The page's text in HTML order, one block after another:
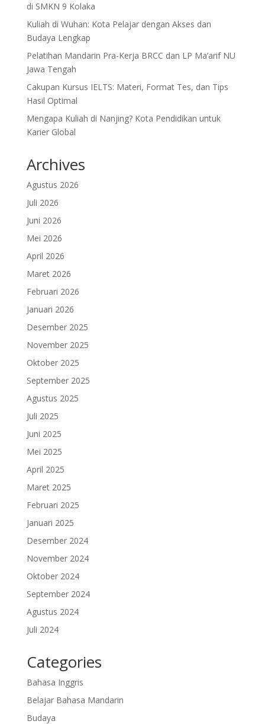
di SMKN 9 Kolaka
Kuliah di Wuhan: Kota Pelajar dengan Akses dan
Budaya Lengkap
Pelatihan Mandarin Pra-Kerja BRCC dan LP Ma’arif NU
Jawa Tengah
Cakupan Kursus IELTS: Materi, Format Tes, dan Tips
Hasil Optimal
Mengapa Kuliah di Nanjing? Kota Pendidikan untuk
Karier Global
Archives
Agustus 2026
Juli 2026
Juni 2026
Mei 2026
April 2026
Maret 2026
Februari 2026
Januari 2026
Desember 2025
November 2025
Oktober 2025
September 2025
Agustus 2025
Juli 2025
Juni 2025
Mei 2025
April 2025
Maret 2025
Februari 2025
Januari 2025
Desember 2024
November 2024
Oktober 2024
September 2024
Agustus 2024
Juli 2024
Categories
Bahasa Inggris
Belajar Bahasa Mandarin
Budaya